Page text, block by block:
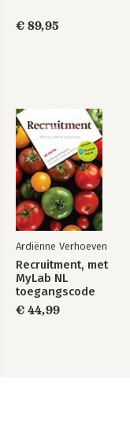
REFLECTEER EN BLIJF
6.4 Blijf leren en ga
Nawoord
Bronvermelding
Referenties
€ 89,95
Ardiënne Verhoeven
Recruitment, met
MyLab NL
toegangscode
€ 44,99